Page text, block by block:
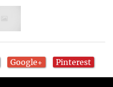
Google+ Pinterest